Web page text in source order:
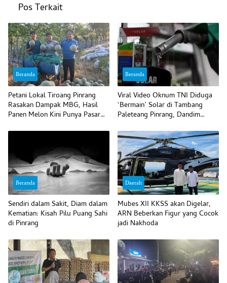
Pos Terkait
Beranda
Petani Lokal Tiroang Pinrang
Rasakan Dampak MBG, Hasil
Panen Melon Kini Punya Pasar
Beranda
Viral Video Oknum TNI Diduga
‘Bermain’ Solar di Tambang
Paleteang Pinrang, Dandim
Beranda
Sendiri dalam Sakit, Diam dalam
Kematian: Kisah Pilu Puang Sahi
di Pinrang
Daerah
Mubes XII KKSS akan Digelar,
ARN Beberkan Figur yang Cocok
jadi Nakhoda